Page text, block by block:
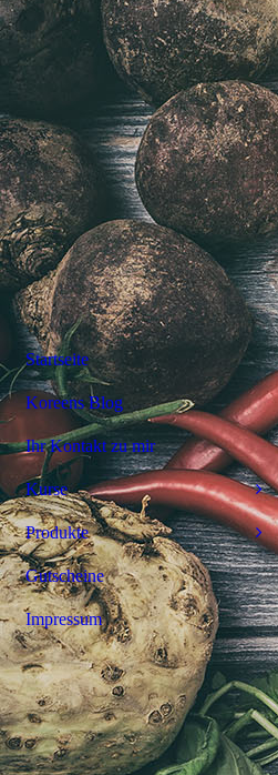
Startseite
Koreens Blog
Ihr Kontakt zu mir
Kurse
Produkte
Gutscheine
Impressum